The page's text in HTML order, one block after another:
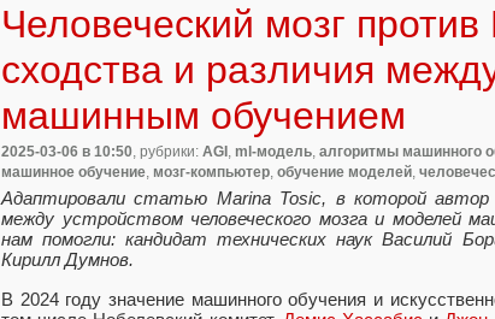
Человеческий мозг
сходства и различия
машинным обучением
2025-03-06 в 10:50 , рубрики: AGI ml-модель алгоритмы машинного
машинное обучение мозг-компьютер обучение моделей
Адаптировали статью Marina Tosic, в которой
между устройством человеческого мозга и моделей
нам помогли: кандидат технических наук Василий
Кирилл Думнов.
В 2024 году значение машинного обучения и